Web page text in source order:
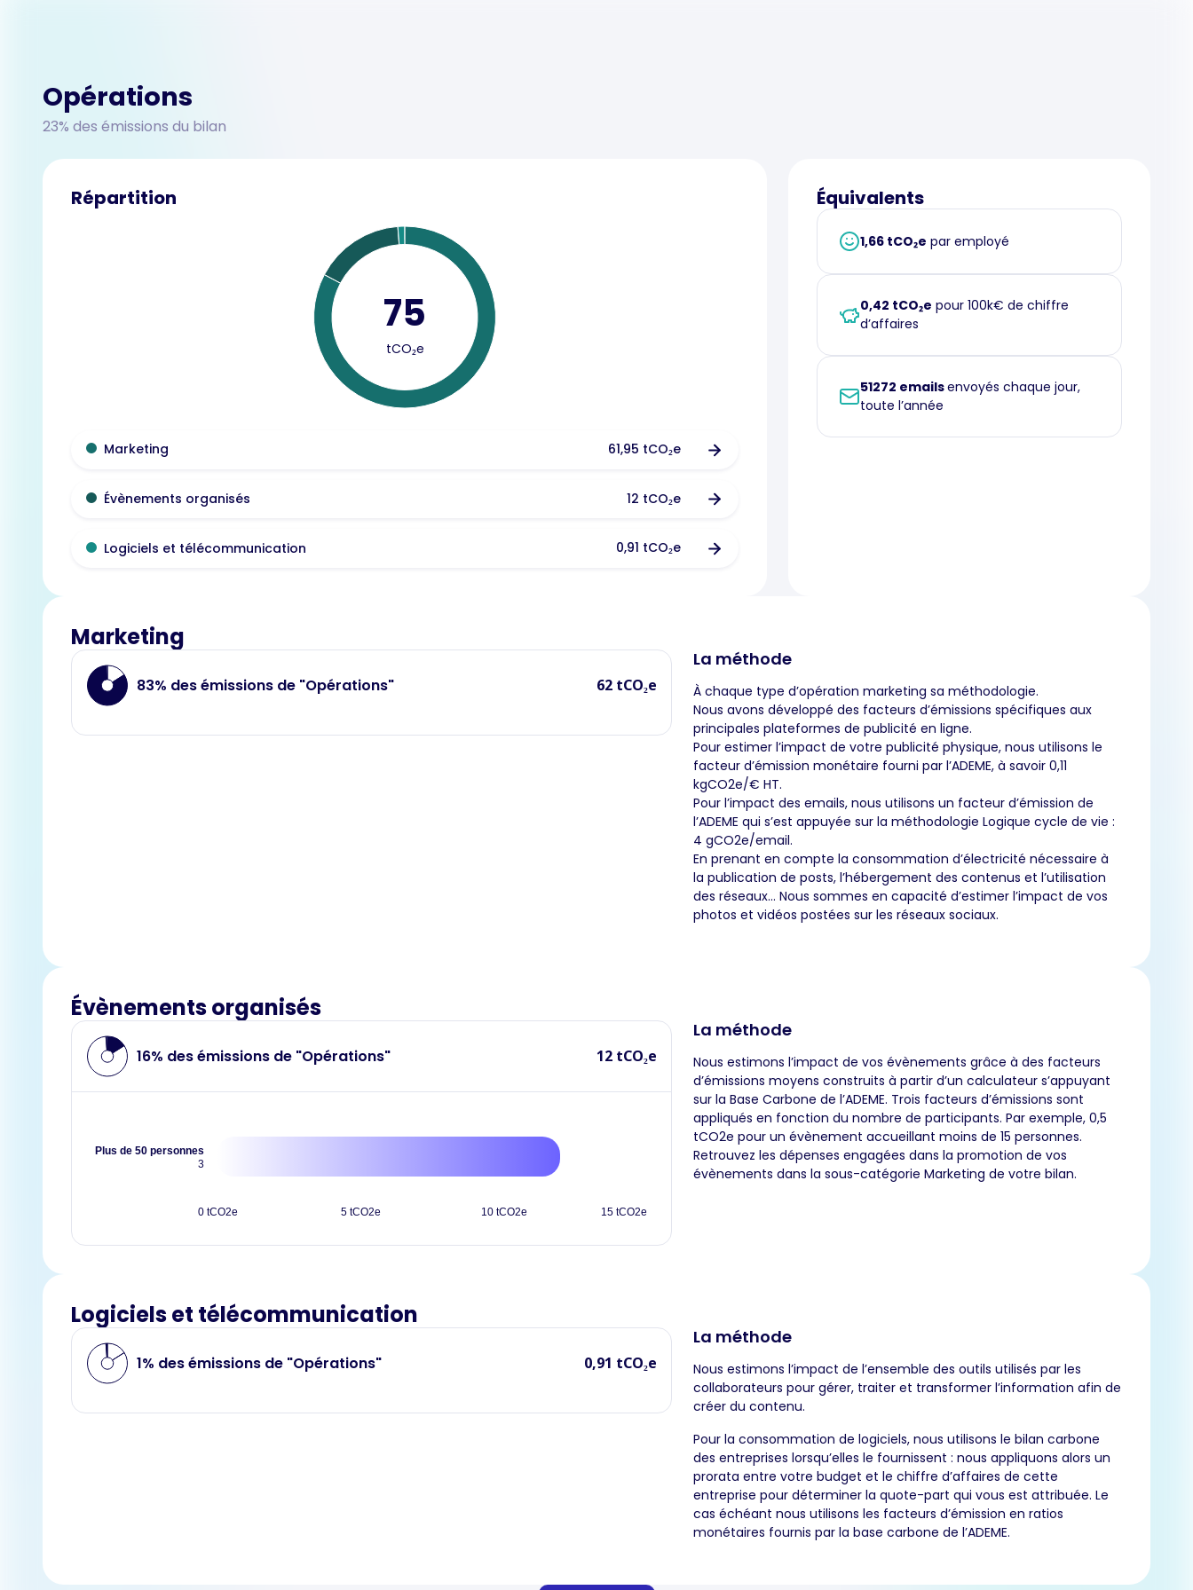
Opérations
23% des émissions du bilan
Répartition
75
tCO₂e
Marketing 61,95 tCO₂e
Évènements organisés 12 tCO₂e
Logiciels et télécommunication 0,91 tCO₂e
Équivalents
1,66 tCO₂e par employé
0,42 tCO₂e pour 100k€ de chiffre
d’affaires
51272 emailsenvoyés chaque jour,
toute l’année
Marketing
83% des émissions de "Opérations" 62 tCO₂e
La méthode
À chaque type d’opération marketing sa méthodologie.
Nous avons développé des facteurs d’émissions spécifiques aux
principales plateformes de publicité en ligne.
Pour estimer l’impact de votre publicité physique, nous utilisons le
facteur d’émission monétaire fourni par l’ADEME, à savoir 0,11
kgCO2e/€ HT.
Pour l’impact des emails, nous utilisons un facteur d’émission de
l’ADEME qui s’est appuyée sur la méthodologie Logique cycle de vie :
4 gCO2e/email.
En prenant en compte la consommation d’électricité nécessaire à
la publication de posts, l’hébergement des contenus et l’utilisation
des réseaux… Nous sommes en capacité d’estimer l’impact de vos
photos et vidéos postées sur les réseaux sociaux.
Évènements organisés
16% des émissions de "Opérations" 12 tCO₂e
Plus de 50 personnes
3
0 tCO2e 5 tCO2e 10 tCO2e 15 tCO2e
La méthode
Nous estimons l’impact de vos évènements grâce à des facteurs
d’émissions moyens construits à partir d’un calculateur s’appuyant
sur la Base Carbone de l’ADEME. Trois facteurs d’émissions sont
appliqués en fonction du nombre de participants. Par exemple, 0,5
tCO2e pour un évènement accueillant moins de 15 personnes.
Retrouvez les dépenses engagées dans la promotion de vos
évènements dans la sous-catégorie Marketing de votre bilan.
Logiciels et télécommunication
1% des émissions de "Opérations" 0,91 tCO₂e
La méthode
Nous estimons l’impact de l’ensemble des outils utilisés par les
collaborateurs pour gérer, traiter et transformer l’information afin de
créer du contenu.
Pour la consommation de logiciels, nous utilisons le bilan carbone
des entreprises lorsqu’elles le fournissent : nous appliquons alors un
prorata entre votre budget et le chiffre d’affaires de cette
entreprise pour déterminer la quote-part qui vous est attribuée. Le
cas échéant nous utilisons les facteurs d’émission en ratios
monétaires fournis par la base carbone de l’ADEME.